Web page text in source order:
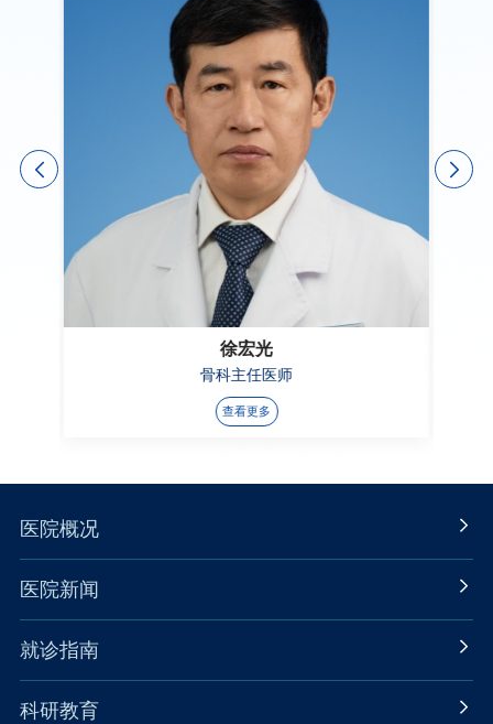
徐宏光
骨科主任医师
查看更多
医院概况
医院新闻
就诊指南
科研教育